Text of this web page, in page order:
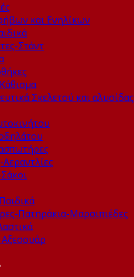
και Ενηλίκων
Στάντ
Σκελετού και αλυσίδας
Πατηράκια-Μαρσιπιέδες